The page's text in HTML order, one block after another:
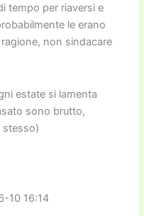
tempo per riaversi e
le erano
non sindacare
estate si lamenta
sono brutto,
stesso)
10 16:14